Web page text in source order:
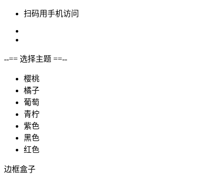
扫码用手机访问
--== 选择主题 ==--
樱桃
橘子
葡萄
青柠
紫色
黑色
红色
边框盒子